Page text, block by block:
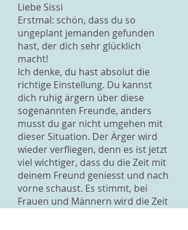
Liebe Sissi
Erstmal: schön, dass du so
ungeplant jemanden gefunden
hast, der dich sehr glücklich
macht!
Ich denke, du hast absolut die
richtige Einstellung. Du kannst
dich ruhig ärgern über diese
sogenannten Freunde, anders
musst du gar nicht umgehen mit
dieser Situation. Der Ärger wird
wieder verfliegen, denn es ist jetzt
viel wichtiger, dass du die Zeit mit
deinem Freund geniesst und nach
vorne schaust. Es stimmt, bei
Frauen und Männern wird die Zeit